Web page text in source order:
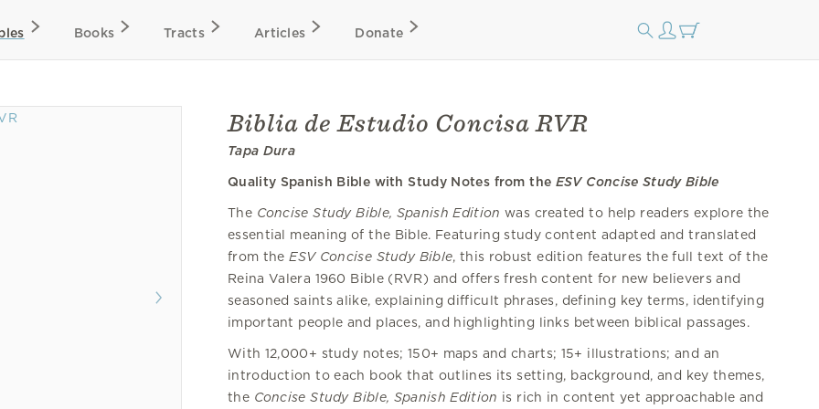
Books Tracts Articles Donate
Biblia de Estudio Concisa RVR
Tapa Dura
Quality Spanish Bible with Study Notes from the ESV Concise Study Bible
The Concise Study Bible, Spanish Edition was created to help readers explore the
essential meaning of the Bible. Featuring study content adapted and translated
from theESV Concise Study Bible, this robust edition features the full text of the
Reina Valera 1960 Bible (RVR) and offers fresh content for new believers and
seasoned saints alike, explaining difficult phrases, defining key terms, identifying
important people and places, and highlighting links between biblical passages.
With 12,000+ study notes; 150+ maps and charts; 15+ illustrations; and an
introduction to each book that outlines its setting, background, and key themes,
the Concise Study Bible, Spanish Edition is rich in content yet approachable and